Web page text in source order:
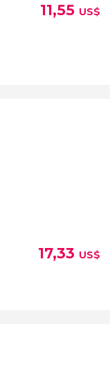
11,55 US$
17,33 US$